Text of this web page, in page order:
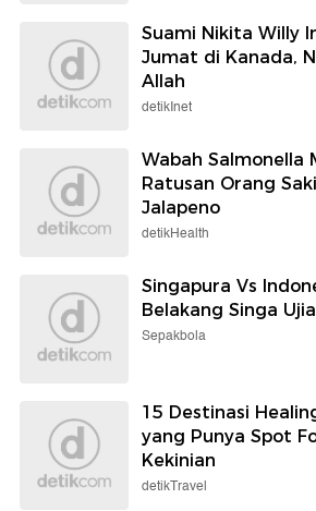
Suami Nikita Willy
Jumat di Kanada,
Allah
detikInet
Wabah Salmonella
Ratusan Orang
Jalapeno
detikHealth
Singapura Vs
Belakang Singa
Sepakbola
15 Destinasi
yang Punya Spot
Kekinian
detikTravel